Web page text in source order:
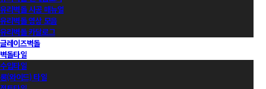
유리벽돌 시공 매뉴얼
유리벽돌 영상 모음
유리벽돌 카달로그
글레이즈벽돌
벽돌타일
수입타일
롱(와이드) 타일